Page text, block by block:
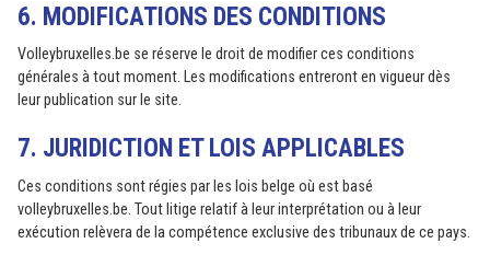
6. MODIFICATIONS DES CONDITIONS
Volleybruxelles.be se réserve le droit de modifier ces conditions
générales à tout moment. Les modifications entreront en vigueur dès
leur publication sur le site.
7. JURIDICTION ET LOIS APPLICABLES
Ces conditions sont régies par les lois belge où est basé
volleybruxelles.be. Tout litige relatif à leur interprétation ou à leur
exécution relèvera de la compétence exclusive des tribunaux de ce pays.